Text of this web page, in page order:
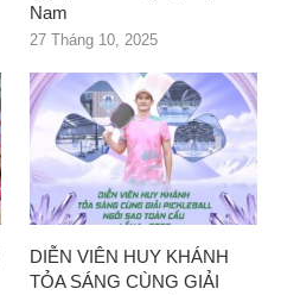
Nam
27 Tháng 10, 2025
DIỄN VIÊN HUY KHÁNH
TỎA SÁNG CÙNG GIẢI